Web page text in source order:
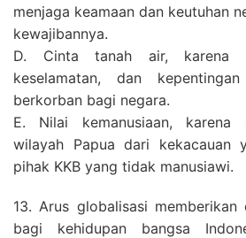
FOR:
menjaga keamaan dan keutuhan
kewajibannya.
D. Cinta tanah air, karena
keselamatan, dan
berkorban bagi negara.
E. Nilai kemanusiaan, karena
wilayah Papua dari kekacauan
pihak KKB yang tidak manusiawi.
13. Arus globalisasi
bagi kehidupan bangsa